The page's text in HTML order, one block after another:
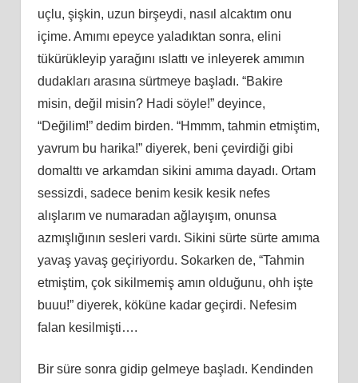
uçlu, şişkin, uzun birşeydi, nasıl alcaktım onu
içime. Amımı epeyce yaladıktan sonra, elini
tükürükleyip yarağını ıslattı ve inleyerek amımın
dudakları arasına sürtmeye başladı. “Bakire
misin, değil misin? Hadi söyle!” deyince,
“Değilim!” dedim birden. “Hmmm, tahmin etmiştim,
yavrum bu harika!” diyerek, beni çevirdiği gibi
domalttı ve arkamdan sikini amıma dayadı. Ortam
sessizdi, sadece benim kesik kesik nefes
alışlarım ve numaradan ağlayışım, onunsa
azmışlığının sesleri vardı. Sikini sürte sürte amıma
yavaş yavaş geçiriyordu. Sokarken de, “Tahmin
etmiştim, çok sikilmemiş amın olduğunu, ohh işte
buuu!” diyerek, köküne kadar geçirdi. Nefesim
falan kesilmişti….
Bir süre sonra gidip gelmeye başladı. Kendinden